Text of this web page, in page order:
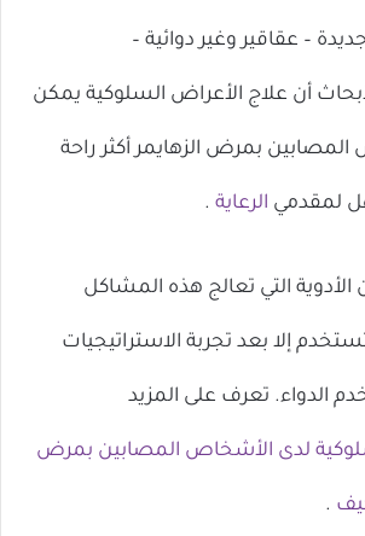
– عقاقير وغير دوائية –
أن علاج الأعراض السلوكية يمكن
بمرض الزهايمر أكثر راحة
لمقدمي الرعاية .
الأدوية التي تعالج هذه المشاكل
إلا بعد تجربة الاستراتيجيات
الدواء. تعرف على المزيد
لدى الأشخاص المصابين بمرض
.